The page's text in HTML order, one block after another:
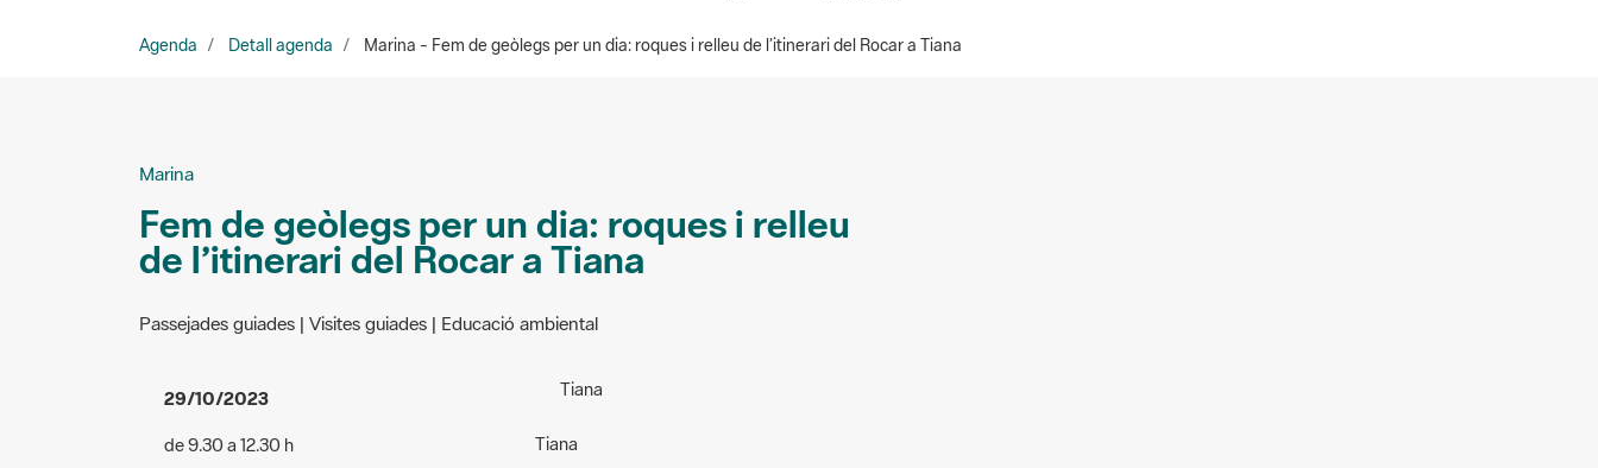
Agenda Detall agenda Marina - Fem de geòlegs per un dia: roques i relleu de l’itinerari del Rocar a Tiana
Marina
Fem de geòlegs per un dia: roques i relleu
de l’itinerari del Rocar a Tiana
Passejades guiades | Visites guiades | Educació ambiental
29/10/2023
de 9.30 a 12.30 h
Tiana
Tiana